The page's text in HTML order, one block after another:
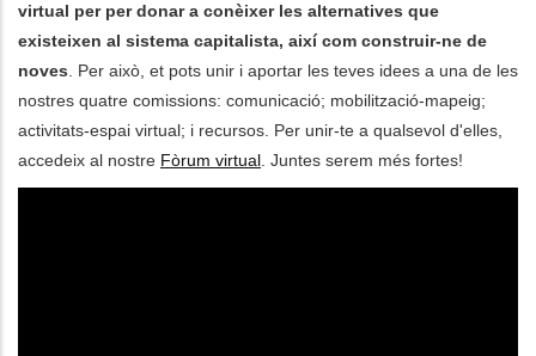
virtual per per donar a conèixer les alternatives que
existeixen al sistema capitalista, així com construir-ne de
noves. Per això, et pots unir i aportar les teves idees a una de les
nostres quatre comissions: comunicació; mobilització-mapeig;
activitats-espai virtual; i recursos. Per unir-te a qualsevol d'elles,
accedeix al nostre Fòrum virtual. Juntes serem més fortes!